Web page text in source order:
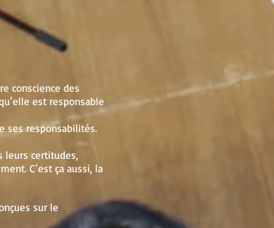
conscience des
est responsable
ses responsabilités.
leurs certitudes,
C’est ça aussi, la
sur le